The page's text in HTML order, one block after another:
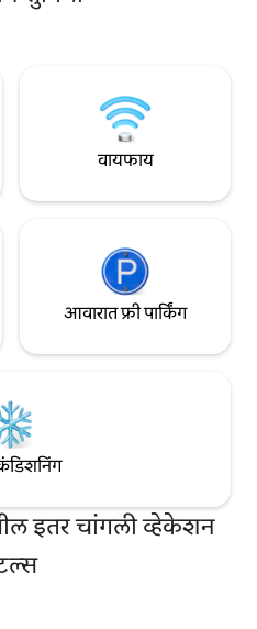
क्लासिक
शांततेचा
वायफाय
आवारात फ्री पार्किंग
इतर चांगली व्हेकेशन